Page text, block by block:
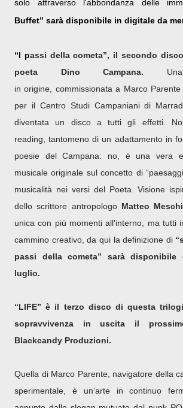
solo attraverso l'abbondanza delle
Buffet” sarà disponibile in digitale da
“I passi della cometa”, il secondo
poeta Dino Campana. Una
in origine, commissionata a Marco
per il Centro Studi Campaniani di
diventata un disco a tutti gli effetti.
reading, tantomeno di un adattamento in
poesie del Campana: no, è una vera
musicale originale sul concetto di
musicalità nei versi del Poeta. Visione
dello scrittore antropologo Matteo
unica con più momenti all'interno, ma tutti
cammino creativo, da qui la definizione di
passi della cometa” sarà disponibile
luglio.
“LIFE” è il terzo disco di questa
sopravvivenza in uscita il
Blackcandy Produzioni.
Quella di Marco Parente, navigatore della
sperimentale, è un’arte in continuo